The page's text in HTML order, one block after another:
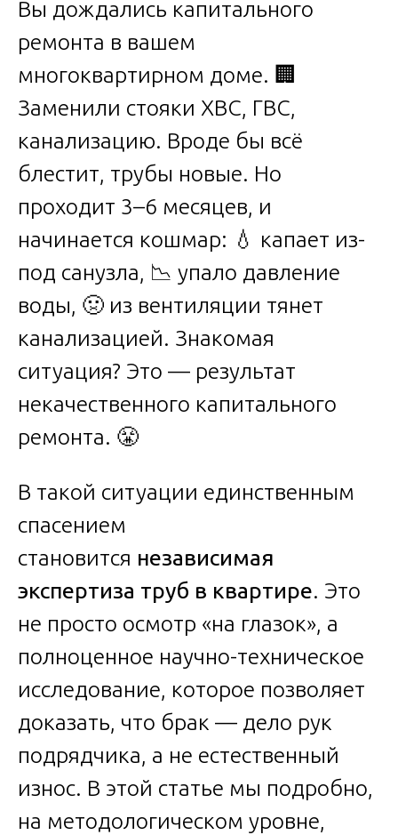
Вы дождались капитального
ремонта в вашем
многоквартирном доме. 🏢
Заменили стояки ХВС, ГВС,
канализацию. Вроде бы всё
блестит, трубы новые. Но
проходит 3–6 месяцев, и
начинается кошмар: 💧 капает из-
под санузла, 📉 упало давление
воды, 🤢 из вентиляции тянет
канализацией. Знакомая
ситуация? Это — результат
некачественного капитального
ремонта. 😤
В такой ситуации единственным
спасением
становится независимая
экспертиза труб в квартире. Это
не просто осмотр «на глазок», а
полноценное научно-техническое
исследование, которое позволяет
доказать, что брак — дело рук
подрядчика, а не естественный
износ. В этой статье мы подробно,
на методологическом уровне,